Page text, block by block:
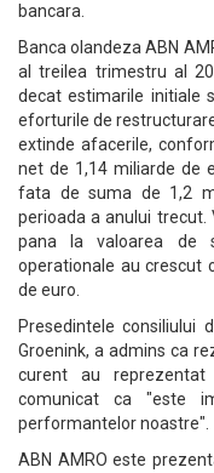
bancara.
Banca olandeza ABN
al treilea trimestru al
decat estimarile initiale
eforturile de
extinde afacerile,
net de 1,14 miliarde de
fata de suma de 1,2
perioada a anului trecut.
pana la valoarea de
operationale au crescut
de euro.
Presedintele consiliului
Groenink, a admins ca
curent au
comunicat ca "este
performantelor noastre".
ABN AMRO este